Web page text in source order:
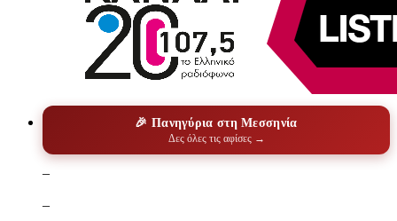
🎉 Πανηγύρια στη Μεσσηνία
Δες όλες τις αφίσες →
–
–